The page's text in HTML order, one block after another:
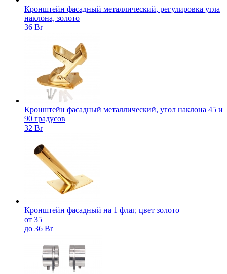
Кронштейн фасадный металлический, регулировка угла
наклона, золото
36 Br
Кронштейн фасадный металлический, угол наклона 45 и
90 градусов
32 Br
Кронштейн фасадный на 1 флаг, цвет золото
от 35
до 36 Br